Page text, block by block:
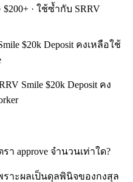
$200+ · ใช้ซ้ำกับ SRRV
$20k Deposit คงเหลือใช้
Smile $20k Deposit คง
approve จำนวนเท่าใด?
ราะผลเป็นดุลพินิจของกงสุล